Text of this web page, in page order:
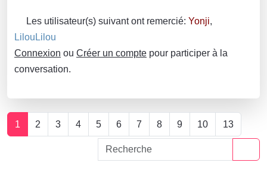
Les utilisateur(s) suivant ont remercié: Yonji,
LilouLilou
Connexion ou Créer un compte pour participer à la
conversation.
1 2 3 4 5 6 7 8 9 10 13